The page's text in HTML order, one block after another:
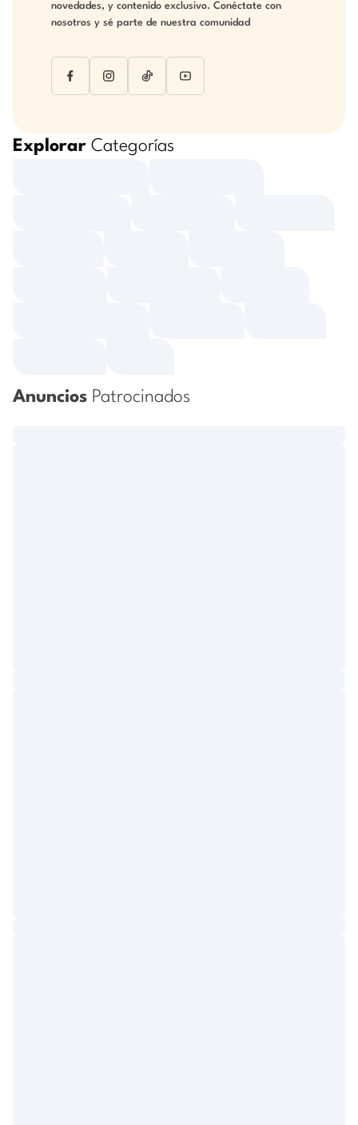
novedades, y contenido exclusivo. Conéctate con
nosotros y sé parte de nuestra comunidad
Explorar Categorías
Anuncios Patrocinados